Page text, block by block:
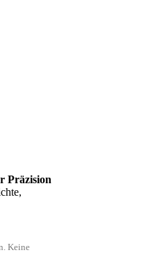
Präzision
Keine